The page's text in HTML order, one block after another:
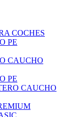
COCHES
PE
CAUCHO
PE
CAUCHO